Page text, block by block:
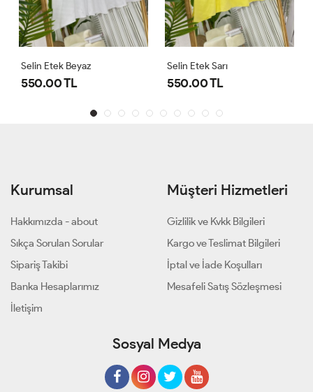
Beyaz
TL
Selin Etek Sarı
550.00 TL
Kurumsal
Hakkımızda - about
Sıkça Sorulan Sorular
Sipariş Takibi
Banka Hesaplarımız
İletişim
Müşteri Hizmetleri
Gizlilik ve Kvkk Bilgileri
Kargo ve Teslimat Bilgileri
İptal ve İade Koşulları
Mesafeli Satış Sözleşmesi
Sosyal Medya